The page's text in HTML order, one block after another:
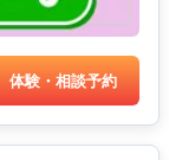
体験・相談予約